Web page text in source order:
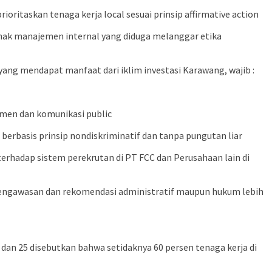
tenaga kerja local sesuai prinsip affirmative action
manajemen internal yang diduga melanggar etika
mendapat manfaat dari iklim investasi Karawang, wajib :
dan komunikasi public
berbasis prinsip nondiskriminatif dan tanpa pungutan liar
sistem perekrutan di PT FCC dan Perusahaan lain di
dan rekomendasi administratif maupun hukum lebih
25 disebutkan bahwa setidaknya 60 persen tenaga kerja di